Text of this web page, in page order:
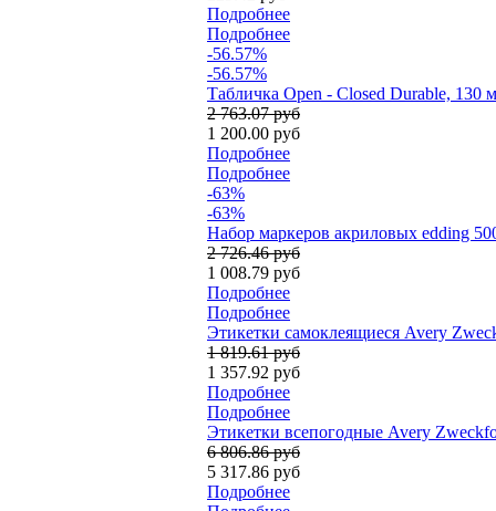
Подробнее
Подробнее
-56.57%
-56.57%
Табличка Open - Closed Durable, 130
2 763.07 руб
1 200.00 руб
Подробнее
Подробнее
-63%
-63%
Набор маркеров акриловых edding
2 726.46 руб
1 008.79 руб
Подробнее
Подробнее
Этикетки самоклеящиеся Avery
1 819.61 руб
1 357.92 руб
Подробнее
Подробнее
Этикетки всепогодные Avery
6 806.86 руб
5 317.86 руб
Подробнее